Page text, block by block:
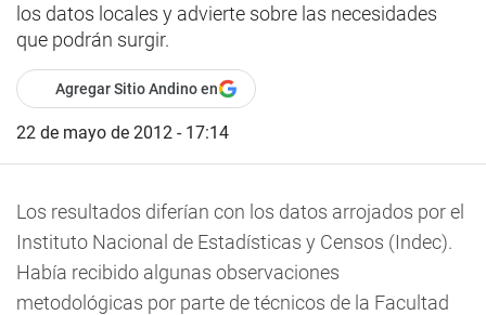
los datos locales y advierte sobre las necesidades
que podrán surgir.
Agregar Sitio Andino en
22 de mayo de 2012 - 17:14
Los resultados diferían con los datos arrojados por el
Instituto Nacional de Estadísticas y Censos (Indec).
Había recibido algunas observaciones
metodológicas por parte de técnicos de la Facultad